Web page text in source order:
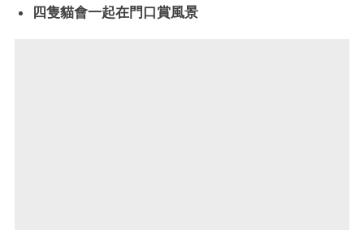
四隻貓會一起在門口賞風景